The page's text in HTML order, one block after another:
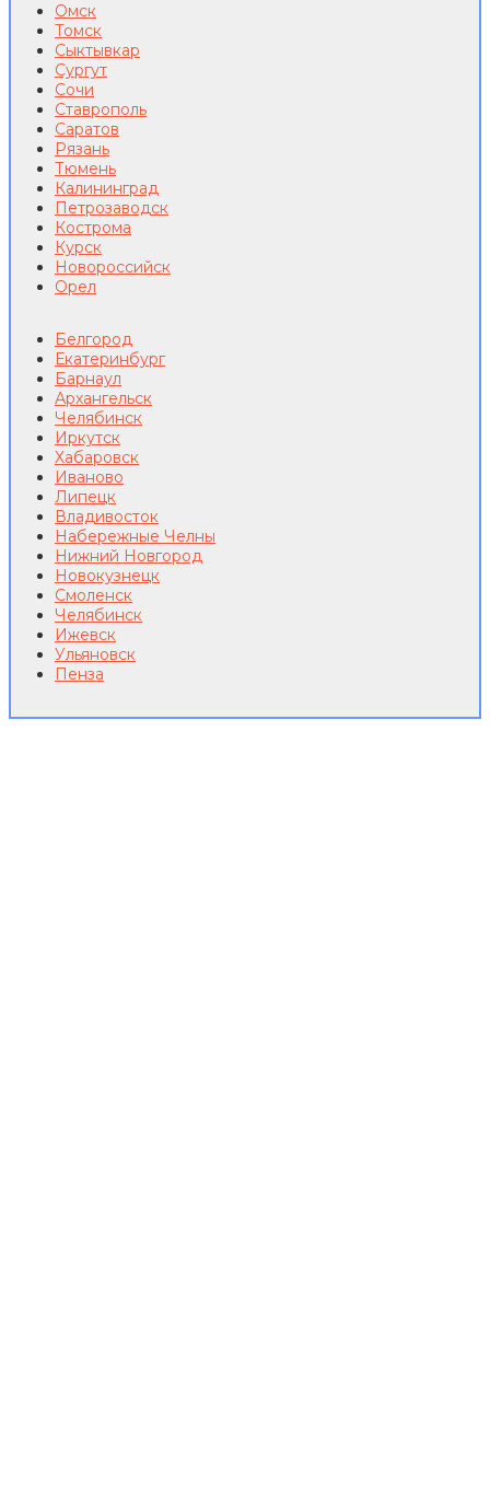
Омск
Томск
Сыктывкар
Сургут
Сочи
Ставрополь
Саратов
Рязань
Тюмень
Калининград
Петрозаводск
Кострома
Курск
Новороссийск
Орел
Белгород
Екатеринбург
Барнаул
Архангельск
Челябинск
Иркутск
Хабаровск
Иваново
Липецк
Владивосток
Набережные Челны
Нижний Новгород
Новокузнецк
Смоленск
Челябинск
Ижевск
Ульяновск
Пенза